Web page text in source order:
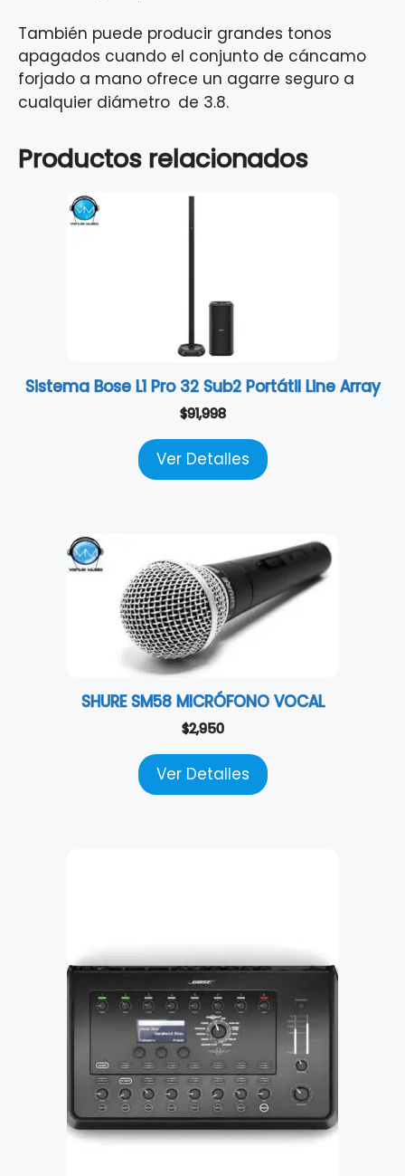
También puede producir grandes tonos
apagados cuando el conjunto de cáncamo
forjado a mano ofrece un agarre seguro a
cualquier diámetro de 3.8.
Productos relacionados
Sistema Bose L1 Pro 32 Sub2 Portátil Line Array
$91,998
Ver Detalles
SHURE SM58 MICRÓFONO VOCAL
$2,950
Ver Detalles